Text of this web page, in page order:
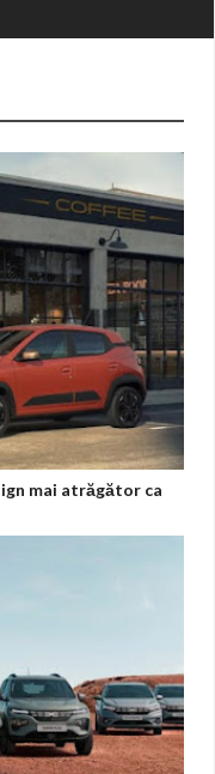
mai atrăgător ca